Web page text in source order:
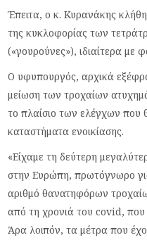
Έπειτα, ο κ. Κυρανάκης
της κυκλοφορίας των
(«γουρούνες»), ιδιαίτερα με
Ο υφυπουργός, αρχικά
μείωση των τροχαίων
το πλαίσιο των ελέγχων που
καταστήματα ενοικίασης.
«Είχαμε τη δεύτερη
στην Ευρώπη, πρωτόγνωρο
αριθμό θανατηφόρων
από τη χρονιά του covid,
Άρα λοιπόν, τα μέτρα που